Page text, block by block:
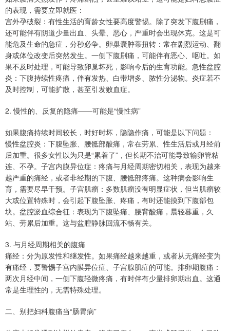
的表现，需要立即就医：
宫外孕破裂：有性生活的育龄女性要高度警惕。除了突发下腹剧痛，
还可能伴有阴道少量出血、头晕、恶心，严重时会出现休克。这是可
能危及生命的急症，分秒必争。卵巢囊肿蒂扭转：常在剧烈运动、翻
身或体位改变后突然发生。一侧下腹剧痛，可能伴有恶心、呕吐。如
果不及时处理，可能导致卵巢坏死，影响今后的生育功能。急性盆腔
炎：下腹持续性疼痛，伴有发热、白带增多、脓性分泌物。炎症若不
及时控制，可能扩散，甚至引发败血症。
2. 慢性的、反复的隐痛——可能是“慢性病”
如果腹痛持续时间较长，时好时坏，隐隐作痛，可能是以下问题：
慢性盆腔炎：下腹坠胀、腰骶部酸痛，常在劳累、性生活后或月经前
后加重。很多女性以为只是“累着了”，但长期不治可能导致输卵管粘
连、不孕。子宫内膜异位症：疼痛与月经周期密切相关，表现为越来
越严重的痛经，或者非经期的下腹、腰骶部疼痛。这种病会影响生
育，需要尽早干预。子宫肌瘤：多数肌瘤没有明显症状，但当肌瘤较
大或位置特殊时，会引起下腹坠胀、疼痛，有时还能摸到下腹部包
块。盆腔淤血综合征：表现为下腹坠痛、腰背酸痛，晨轻暮重，久
站、劳累后加重。这与盆腔静脉回流不畅有关。
3. 与月经周期相关的腹痛
痛经：分为原发性和继发性。如果痛经越来越重，或者从无痛经变为
有痛经，要警惕子宫内膜异位症、子宫腺肌症的可能。排卵期腹痛：
两次月经中间，一侧下腹轻微疼痛，有时伴有少量排卵期出血。这通
常是生理性的，无需特殊处理。
二、别把妇科腹痛当“肠胃病”